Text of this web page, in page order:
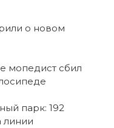
о новом
мопедист сбил
парк: 192